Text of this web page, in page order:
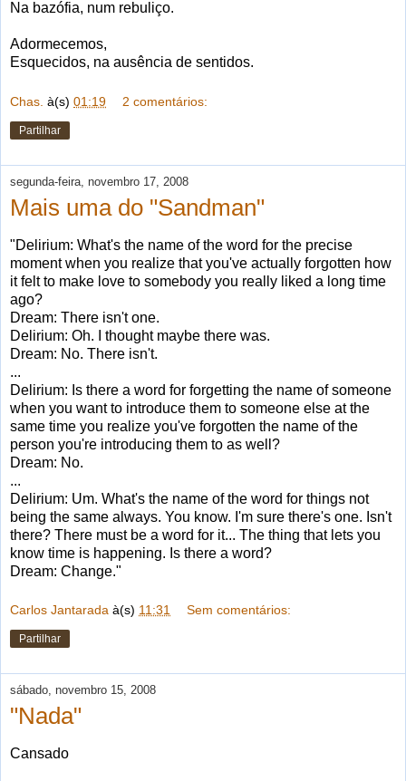
Na bazófia, num rebuliço.
Adormecemos,
Esquecidos, na ausência de sentidos.
Chas. à(s) 01:19 2 comentários:
Partilhar
segunda-feira, novembro 17, 2008
Mais uma do "Sandman"
"Delirium: What's the name of the word for the precise
moment when you realize that you've actually forgotten how
it felt to make love to somebody you really liked a long time
ago?
Dream: There isn't one.
Delirium: Oh. I thought maybe there was.
Dream: No. There isn't.
...
Delirium: Is there a word for forgetting the name of someone
when you want to introduce them to someone else at the
same time you realize you've forgotten the name of the
person you're introducing them to as well?
Dream: No.
...
Delirium: Um. What's the name of the word for things not
being the same always. You know. I'm sure there's one. Isn't
there? There must be a word for it... The thing that lets you
know time is happening. Is there a word?
Dream: Change."
Carlos Jantarada à(s) 11:31 Sem comentários:
Partilhar
sábado, novembro 15, 2008
"Nada"
Cansado